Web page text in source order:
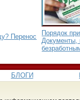
Перенос
Порядок
Документы,
БЛОГИ